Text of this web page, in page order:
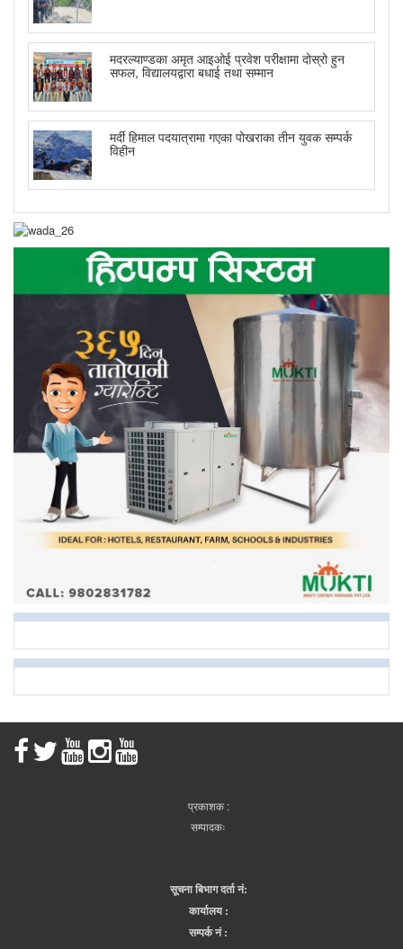
मदरल्याण्डका अमृत आइओई प्रवेश परीक्षामा दोस्रो हुन
सफल, विद्यालयद्वारा बधाई तथा सम्मान
मर्दी हिमाल पदयात्रामा गएका पोखराका तीन युवक सम्पर्क
विहीन
प्रकाशक :
सम्पादकः
सूचना बिभाग दर्ता नं:
कार्यालय :
सम्पर्क नं :